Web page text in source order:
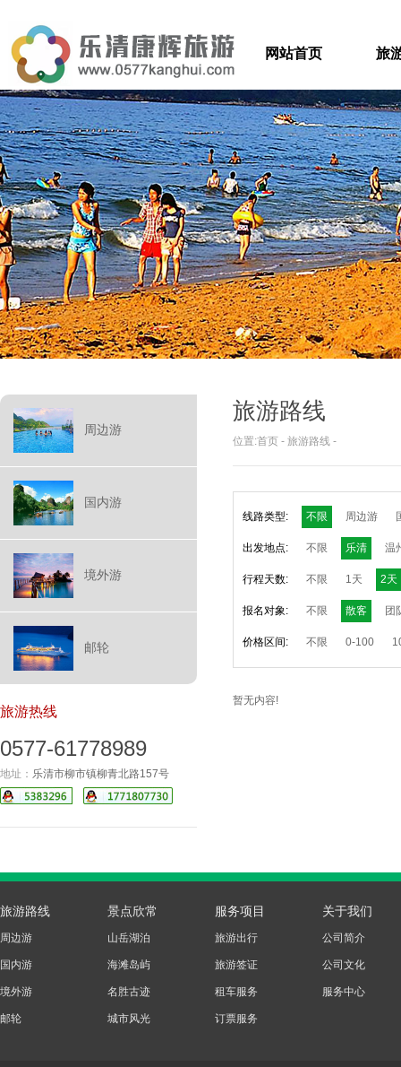
网站首页 旅
周边游
国内游
境外游
邮轮
旅游热线
0577-61778989
地址： 乐清市柳市镇柳青北路157号
旅游路线
位置:首页 - 旅游路线 -
线路类型: 不限 周边游
出发地点: 不限 乐清 温
行程天数: 不限 1天 2天
报名对象: 不限 散客 团
价格区间: 不限 0-100
暂无内容!
旅游路线
周边游
国内游
境外游
邮轮
景点欣常
山岳湖泊
海滩岛屿
名胜古迹
城市风光
服务项目
旅游出行
旅游签证
租车服务
订票服务
关于我们
公司简介
公司文化
服务中心